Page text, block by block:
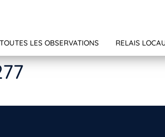
TOUTES LES OBSERVATIONS RELAIS